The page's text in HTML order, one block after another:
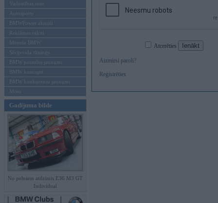
Vadāmības tests
Autosports
BMWPower aktuāli
Reklāmas raksti
Mēneša BMW
Sērijveida tūnings
BMW pasaules jaunumi
BMW koncepti
BMW konkurentu jaunumi
Moto
Gadījuma bilde
No pelniem atdzimis E36 M3 GT
Individual
Atcerēties
Aizmirsi paroli?
Reģistrēties